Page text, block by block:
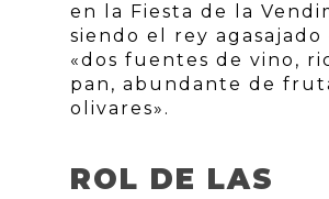
en la Fiesta de la
siendo el rey agasajado
«dos fuentes de vino,
pan, abundante de
olivares».
ROL DE LAS